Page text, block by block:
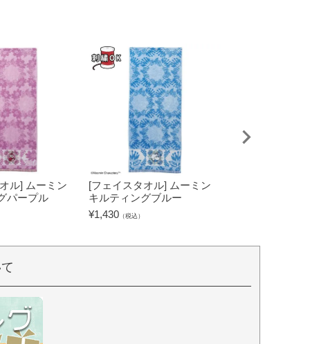
ル] ムーミン
パープル
[フェイスタオル] ムーミン
キルティングブルー
¥1,430 （税込）